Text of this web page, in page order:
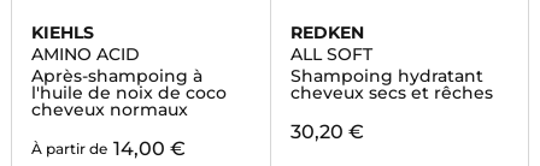
KIEHLS
AMINO ACID
Après-shampoing à
l'huile de noix de coco
cheveux normaux
À partir de 14,00 €
REDKEN
ALL SOFT
Shampoing hydratant
cheveux secs et rêches
30,20 €